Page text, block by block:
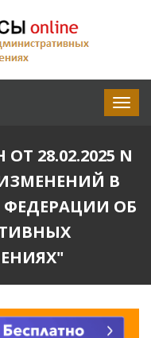
28.02.2025 N
В
ОБ